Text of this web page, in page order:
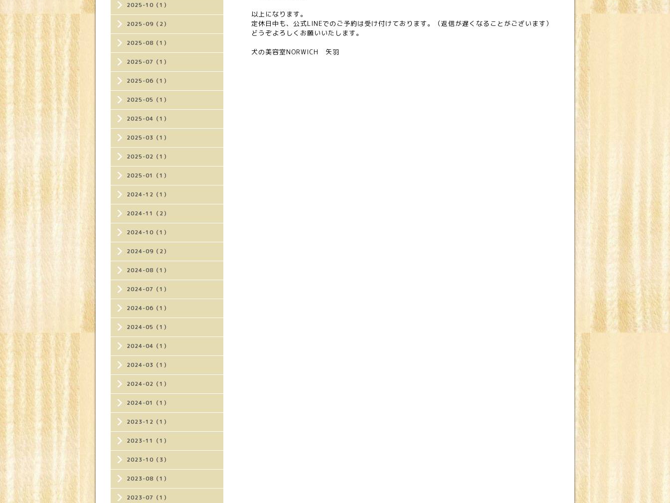
2025-10（1）
2025-09（2）
2025-08（1）
2025-07（1）
2025-06（1）
2025-05（1）
2025-04（1）
2025-03（1）
2025-02（1）
2025-01（1）
2024-12（1）
2024-11（2）
2024-10（1）
2024-09（2）
2024-08（1）
2024-07（1）
2024-06（1）
2024-05（1）
2024-04（1）
2024-03（1）
2024-02（1）
2024-01（1）
2023-12（1）
2023-11（1）
2023-10（3）
2023-08（1）
2023-07（1）
以上になります。
定休日中も、公式LINEでのご予約は受け付けております。（返信が遅くなることがございます）
どうぞよろしくお願いいたします。
犬の美容室NORWICH 矢羽